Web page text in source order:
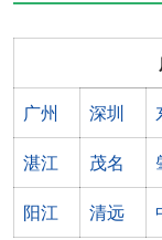
广州 深圳
湛江 茂名
阳江 清远